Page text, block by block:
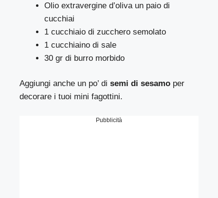
Olio extravergine d’oliva un paio di
cucchiai
1 cucchiaio di zucchero semolato
1 cucchiaino di sale
30 gr di burro morbido
Aggiungi anche un po’ di semi di sesamo per
decorare i tuoi mini fagottini.
Pubblicità